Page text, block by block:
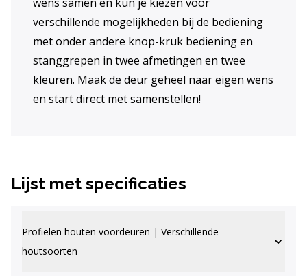
verschillende mogelijkheden bij de bediening
met onder andere knop-kruk bediening en
stanggrepen in twee afmetingen en twee
kleuren. Maak de deur geheel naar eigen wens
en start direct met samenstellen!
Lijst met specificaties
Profielen houten voordeuren | Verschillende
houtsoorten